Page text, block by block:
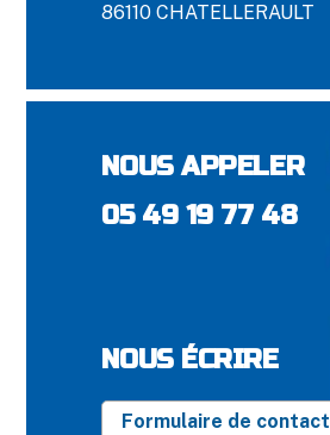
86110 CHATELLERAULT
NOUS APPELER
05 49 19 77 48
NOUS ÉCRIRE
Formulaire de contact